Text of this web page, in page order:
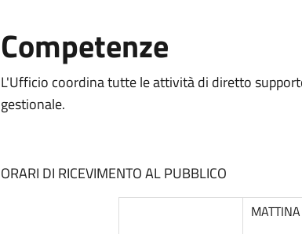
Competenze
L'Ufficio coordina tutte le attività di diretto
gestionale.
ORARI DI RICEVIMENTO AL PUBBLICO
MATTINA